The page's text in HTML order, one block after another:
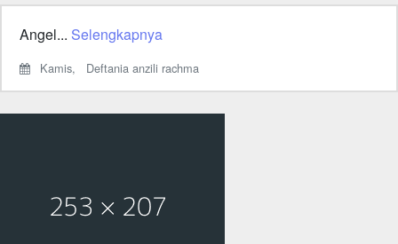
Angel... Selengkapnya
Kamis, Deftania anzili rachma